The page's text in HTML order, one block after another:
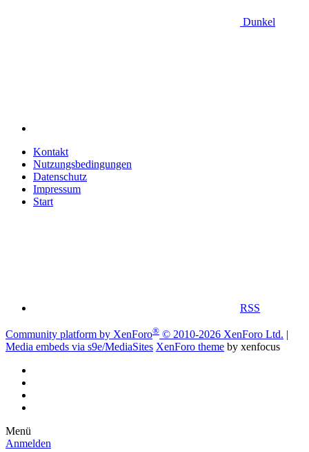
Dunkel
Kontakt
Nutzungsbedingungen
Datenschutz
Impressum
Start
RSS
Community platform by XenForo® © 2010-2026 XenForo Ltd. |
Media embeds via s9e/MediaSites XenForo theme by xenfocus
Menü
Anmelden